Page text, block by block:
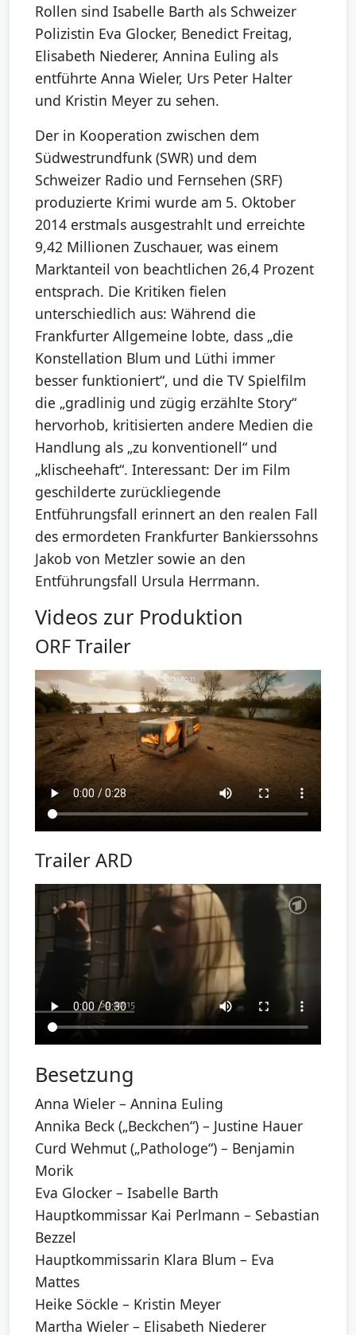
Rollen sind Isabelle Barth als Schweizer
Polizistin Eva Glocker, Benedict Freitag,
Elisabeth Niederer, Annina Euling als
entführte Anna Wieler, Urs Peter Halter
und Kristin Meyer zu sehen.
Der in Kooperation zwischen dem
Südwestrundfunk (SWR) und dem
Schweizer Radio und Fernsehen (SRF)
produzierte Krimi wurde am 5. Oktober
2014 erstmals ausgestrahlt und erreichte
9,42 Millionen Zuschauer, was einem
Marktanteil von beachtlichen 26,4 Prozent
entsprach. Die Kritiken fielen
unterschiedlich aus: Während die
Frankfurter Allgemeine lobte, dass „die
Konstellation Blum und Lüthi immer
besser funktioniert“, und die TV Spielfilm
die „gradlinig und zügig erzählte Story“
hervorhob, kritisierten andere Medien die
Handlung als „zu konventionell“ und
„klischeehaft“. Interessant: Der im Film
geschilderte zurückliegende
Entführungsfall erinnert an den realen Fall
des ermordeten Frankfurter Bankierssohns
Jakob von Metzler sowie an den
Entführungsfall Ursula Herrmann.
Videos zur Produktion
ORF Trailer
Trailer ARD
Besetzung
Anna Wieler – Annina Euling
Annika Beck („Beckchen“) – Justine Hauer
Curd Wehmut („Pathologe“) – Benjamin
Morik
Eva Glocker – Isabelle Barth
Hauptkommissar Kai Perlmann – Sebastian
Bezzel
Hauptkommissarin Klara Blum – Eva
Mattes
Heike Söckle – Kristin Meyer
Martha Wieler – Elisabeth Niederer